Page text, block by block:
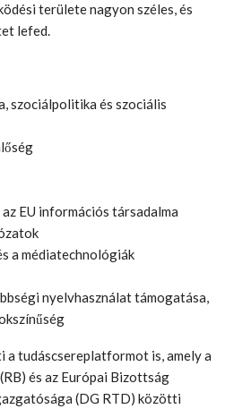
területe nagyon széles, és
lefed.
szociálpolitika és szociális
EU információs társadalma
a médiatechnológiák
nyelvhasználat támogatása,
a tudáscsereplatformot is, amely a
és az Európai Bizottság
(DG RTD) közötti